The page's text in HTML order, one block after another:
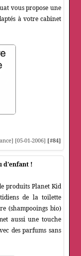
vous propose une
à votre cabinet
[05-01-2006] [#84]
d'enfant !
produits Planet Kid
de la toilette
(shampooings bio)
aussi une touche
des parfums sans